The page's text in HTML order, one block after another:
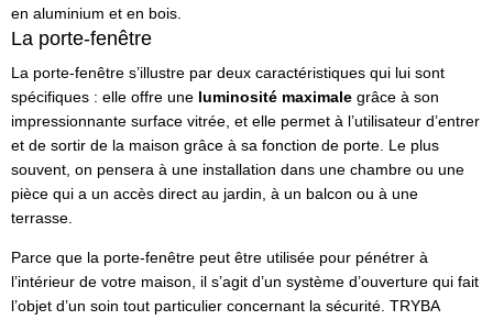
en aluminium et en bois.
La porte-fenêtre
La porte-fenêtre s’illustre par deux caractéristiques qui lui sont
spécifiques : elle offre une luminosité maximale grâce à son
impressionnante surface vitrée, et elle permet à l’utilisateur d’entrer
et de sortir de la maison grâce à sa fonction de porte. Le plus
souvent, on pensera à une installation dans une chambre ou une
pièce qui a un accès direct au jardin, à un balcon ou à une
terrasse.
Parce que la porte-fenêtre peut être utilisée pour pénétrer à
l’intérieur de votre maison, il s’agit d’un système d’ouverture qui fait
l’objet d’un soin tout particulier concernant la sécurité. TRYBA